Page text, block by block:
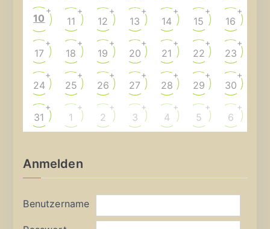
10
+
11
+
12
+
13
+
14
+
15
+
16
+
17
+
18
+
19
+
20
+
21
+
22
+
23
+
24
+
25
+
26
+
27
+
28
+
29
+
30
+
31
+
1
+
2
+
3
+
4
+
5
+
6
+
Anmelden
Benutzername